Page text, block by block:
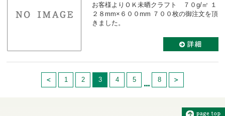
お客様よりＯＫ未晒クラフト ７０g/㎡ １
２８mm×６００mm ７００枚の御注文を頂
きました。
1 2 3 4 5 8